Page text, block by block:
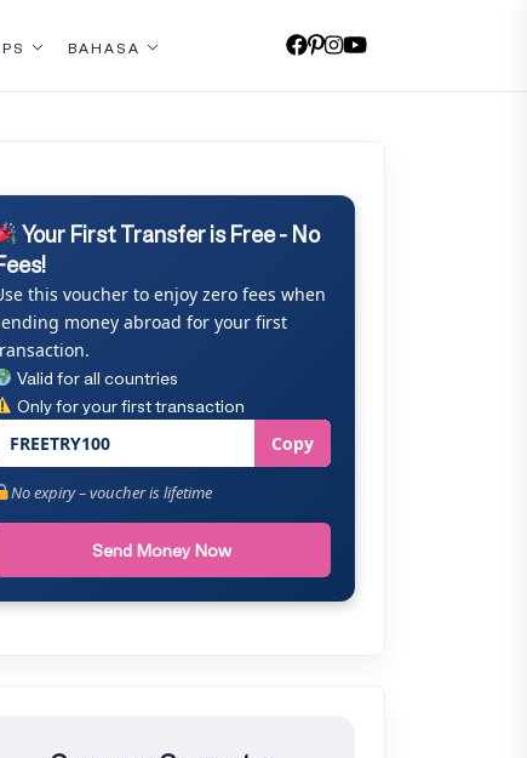
BAHASA
Your First Transfer is Free - No
this voucher to enjoy zero fees when
money abroad for your first
Valid for all countries
Only for your first transaction
FREETRY100 Copy
No expiry – voucher is lifetime
Send Money Now